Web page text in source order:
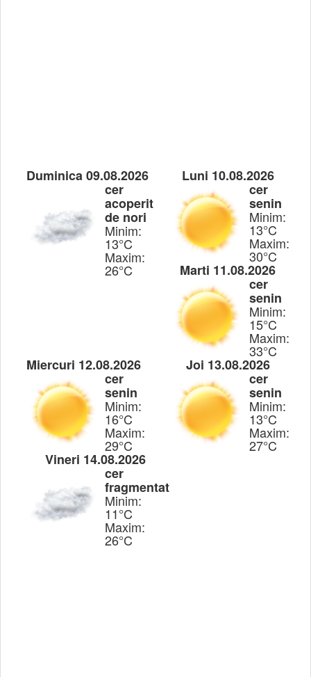
Duminica 09.08.2026
cer
acoperit
de nori
Minim:
13°C
Maxim:
26°C
Luni 10.08.2026
cer
senin
Minim:
13°C
Maxim:
30°C
Marti 11.08.2026
cer
senin
Minim:
15°C
Maxim:
33°C
Miercuri 12.08.2026
cer
senin
Minim:
16°C
Maxim:
29°C
Joi 13.08.2026
cer
senin
Minim:
13°C
Maxim:
27°C
Vineri 14.08.2026
cer
fragmentat
Minim:
11°C
Maxim:
26°C